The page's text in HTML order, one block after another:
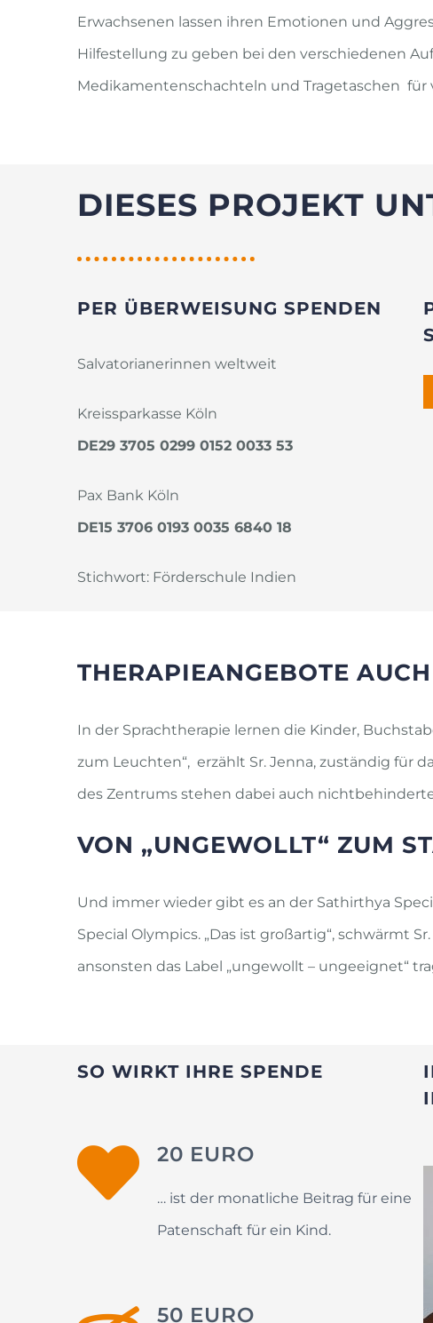
Erwachsenen lassen ihren Emotionen und
Hilfestellung zu geben bei den verschiedenen
Medikamentenschachteln und Tragetaschen für
DIESES PROJEKT
PER ÜBERWEISUNG SPENDEN
Salvatorianerinnen weltweit
Kreissparkasse Köln
DE29 3705 0299 0152 0033 53
Pax Bank Köln
DE15 3706 0193 0035 6840 18
Stichwort: Förderschule Indien
THERAPIEANGEBOTE
In der Sprachtherapie lernen die Kinder,
zum Leuchten“, erzählt Sr. Jenna, zuständig für
des Zentrums stehen dabei auch
VON „UNGEWOLLT“ ZUM
Und immer wieder gibt es an der Sathirthya
Special Olympics. „Das ist großartig“, schwärmt
ansonsten das Label „ungewollt – ungeeignet“
SO WIRKT IHRE SPENDE
20 EURO
… ist der monatliche Beitrag für eine
Patenschaft für ein Kind.
50 EURO